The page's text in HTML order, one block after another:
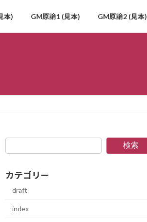
本) GM原論1 (見本) GM原論2 (見本)
検索
カテゴリー
draft
index